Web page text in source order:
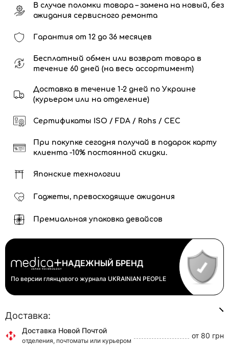
В случае поломки товара – замена на новый, без
ожидания сервисного ремонта
Гарантия от 12 до 36 месяцев
Бесплатный обмен или возврат товара в
течение 60 дней (на весь ассортимент)
Доставка в течение 1-2 дней по Украине
(курьером или на отделение)
Сертификаты ISO / FDA / Rohs / CEC
При покупке сегодня получай в подарок карту
клиента -10% постоянной скидки.
Японские технологии
Гаджеты, превосходящие ожидания
Премиальная упаковка девайсов
НАДЕЖНЫЙ БРЕНД
По версии глянцевого журнала UKRAINIAN PEOPLE
Доставка:
Доставка Новой Почтой
отделения, почтоматы или курьером
от 80 грн